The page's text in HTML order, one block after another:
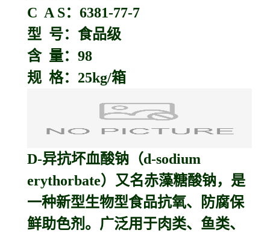
C A S：6381-77-7
型 号：食品级
含 量：98
规 格：25kg/箱
D-异抗坏血酸钠 （d-sodium
erythorbate）又名赤藻糖酸钠，是
一种新型生物型食品抗氧、防腐保
鲜助色剂。广泛用于肉类、鱼类、